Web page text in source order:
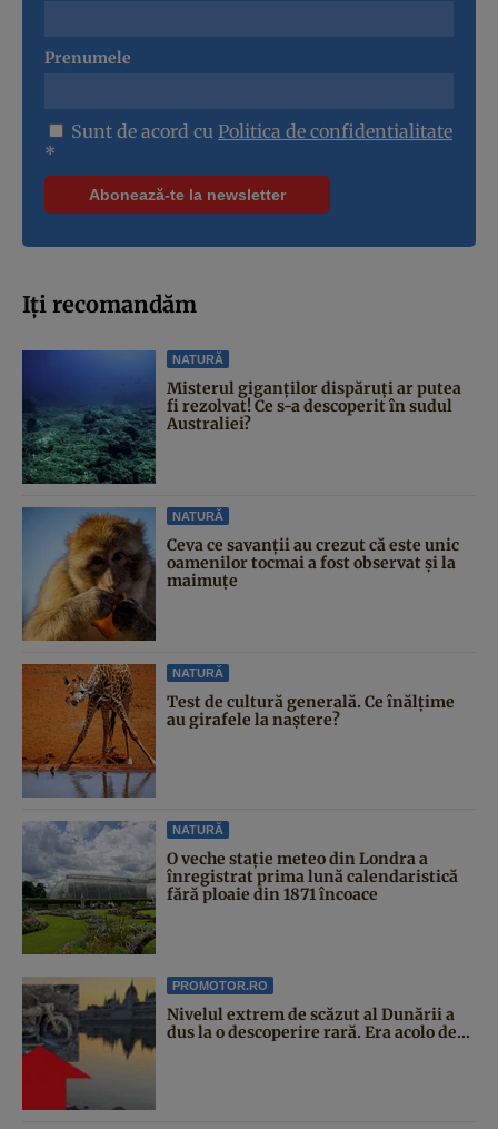
Prenumele
Sunt de acord cu Politica de confidentialitate
*
Iți recomandăm
NATURĂ
Misterul giganților dispăruți ar putea
fi rezolvat! Ce s-a descoperit în sudul
Australiei?
NATURĂ
Ceva ce savanții au crezut că este unic
oamenilor tocmai a fost observat și la
maimuțe
NATURĂ
Test de cultură generală. Ce înălțime
au girafele la naștere?
NATURĂ
O veche stație meteo din Londra a
înregistrat prima lună calendaristică
fără ploaie din 1871 încoace
PROMOTOR.RO
Nivelul extrem de scăzut al Dunării a
dus la o descoperire rară. Era acolo de...